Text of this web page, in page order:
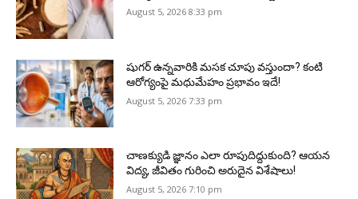
August 5, 2026 8:33 pm
షుగర్ ఉన్నవారికి మసక చూపు వస్తుందా? కంటి
ఆరోగ్యంపై మధుమేహం ప్రభావం ఇదే!
August 5, 2026 7:33 pm
చాణక్యుడి జ్ఞానం ఎలా రూపుదిద్దుకుంది? ఆయన
విద్య, జీవితం గురించి అరుదైన విశేషాలు!
August 5, 2026 7:10 pm